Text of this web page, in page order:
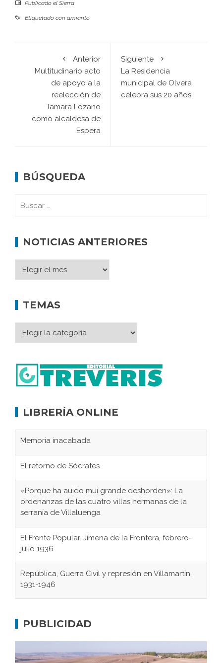
Publicado el Sierra
Etiquetado con amianto
Anterior
Multitudinario acto
de apoyo a la
reelección de
Tamara Lozano
como alcaldesa de
Espera
Siguiente
La Residencia
municipal de Olvera
celebra sus 20 años
BÚSQUEDA
NOTICIAS ANTERIORES
TEMAS
LIBRERÍA ONLINE
Memoria inacabada
El retorno de Sócrates
«Porque ha auido mui grande deshorden»: La
ordenanzas de las cuatro villas hermanas de la
serranía de Villaluenga
El Frente Popular. Jimena de la Frontera, febrero-
julio 1936
República, Guerra Civil y represión en Villamartín,
1931-1946
concentración nazis
Bornos
PUBLICIDAD